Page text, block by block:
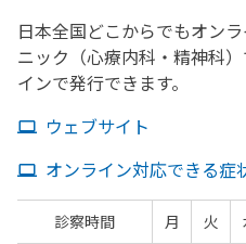
日本全国どこからでもオン
ニック（心療内科・精神科
インで発行できます。
ウェブサイト
オンライン対応できる症
診察時間 月 火